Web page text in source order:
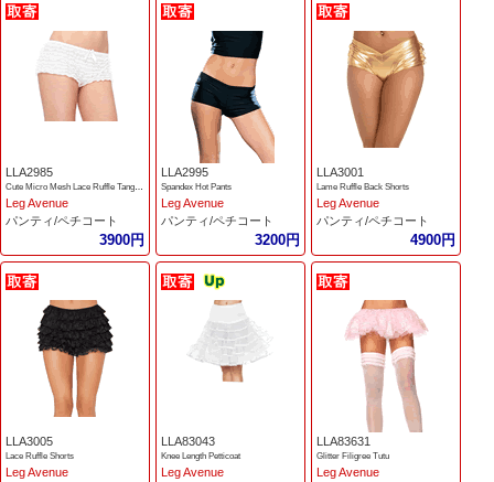
LLA2985
Cute Micro Mesh Lace Ruffle Tanga Shorts.
Leg Avenue
パンティ/ペチコート
3900円
LLA2995
Spandex Hot Pants
Leg Avenue
パンティ/ペチコート
3200円
LLA3001
Lame Ruffle Back Shorts
Leg Avenue
パンティ/ペチコート
4900円
LLA3005
Lace Ruffle Shorts
Leg Avenue
LLA83043
Knee Length Petticoat
Leg Avenue
LLA83631
Glitter Filigree Tutu
Leg Avenue